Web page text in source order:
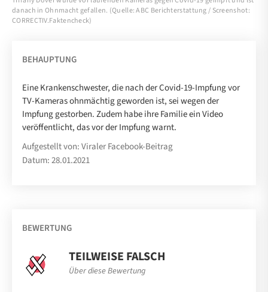
danach in Ohnmacht gefallen. (Quelle: ABC Berichterstattung / Screenshot:
CORRECTIV.Faktencheck)
BEHAUPTUNG
Eine Krankenschwester, die nach der Covid-19-Impfung vor
TV-Kameras ohnmächtig geworden ist, sei wegen der
Impfung gestorben. Zudem habe ihre Familie ein Video
veröffentlicht, das vor der Impfung warnt.
Aufgestellt von: Viraler Facebook-Beitrag
Datum: 28.01.2021
BEWERTUNG
TEILWEISE FALSCH
Über diese Bewertung